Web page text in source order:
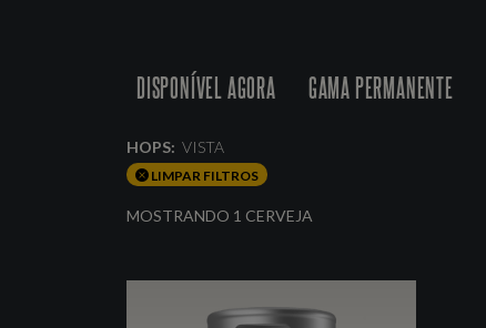
DISPONÍVEL AGORA GAMA PERMANENTE
HOPS: VISTA
LIMPAR FILTROS
MOSTRANDO 1 CERVEJA